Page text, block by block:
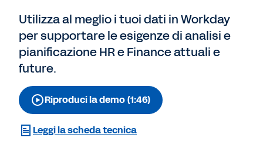
Utilizza al meglio i tuoi dati in Workday
per supportare le esigenze di analisi e
pianificazione HR e Finance attuali e
future.
Riproduci la demo (1:46)
Leggi la scheda tecnica